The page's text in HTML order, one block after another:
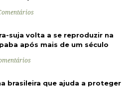
suja volta a se reproduzir na
após mais de um século
brasileira que ajuda a proteger